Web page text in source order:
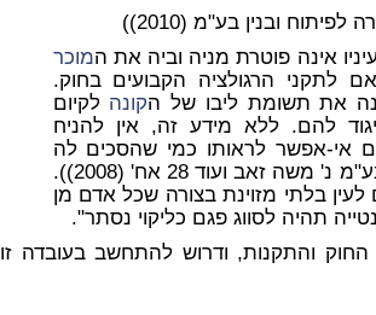
אינה פוטרת מניה וביה את המוכר
לתקני הרגולציה הקבועים בחוק.
את תשומת ליבו של הקונה לקיום
להם. ללא מידע זה, אין להניח
אי-אפשר לראותו כמי שהסכים לה
י.ר. אחים עזרא חברה לבניין בע"מ נ' משה זאב ועוד 28 אח' (2008)).
בלתי מזוינת בצורה שכל אדם מן
תהיה לסווג פגם כליקוי נסתר".
והתקנות, ודרוש להתחשב בעובדה זו